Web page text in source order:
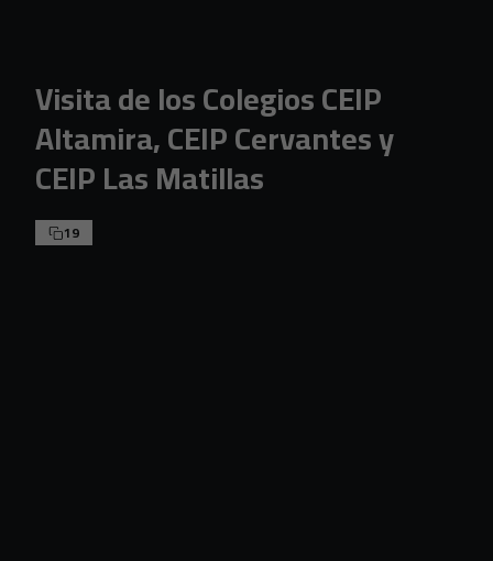
Visita de los Colegios CEIP
Altamira, CEIP Cervantes y
CEIP Las Matillas
19